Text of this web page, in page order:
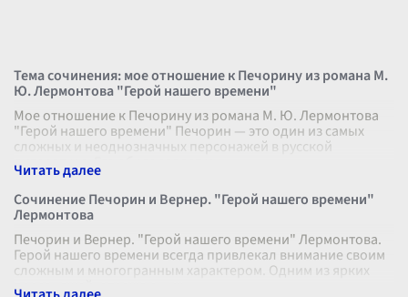
Тема сочинения: мое отношение к Печорину из романа М.
Ю. Лермонтова "Герой нашего времени"
Мое отношение к Печорину из романа М. Ю. Лермонтова
"Герой нашего времени" Печорин — это один из самых
сложных и неоднозначных персонажей в русской
литературе. Его образ задает мн
Сочинение Печорин и Вернер. "Герой нашего времени"
Лермонтова
Печорин и Вернер. "Герой нашего времени" Лермонтова.
Герой нашего времени всегда привлекал внимание своим
сложным и многогранным характером. Одним из ярких
персонажей, отражающих